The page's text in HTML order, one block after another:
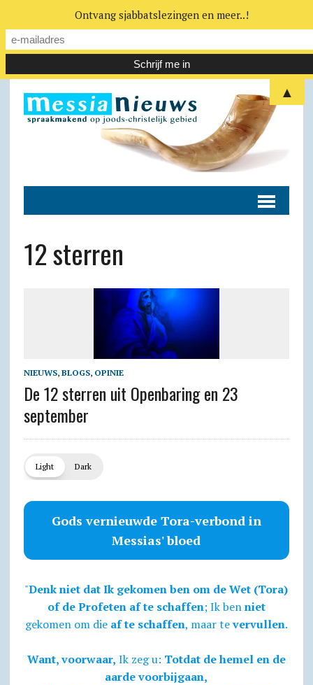
12 sterren
NIEUWS, BLOGS, OPINIE
De 12 sterren uit Openbaring en 23
september
Light Dark
Gods vernieuwde Tora-verbond in
Messias' bloed
"Denk niet dat Ik gekomen ben om de Wet (Tora)
of de Profeten af te schaffen; Ik benniet
gekomen om die af te schaffen, maar tevervullen.
Want, voorwaar, Ik zeg u: Totdat de hemel en de
aarde voorbijgaan,
Ontvang sjabbatslezingen en meer..!
▲